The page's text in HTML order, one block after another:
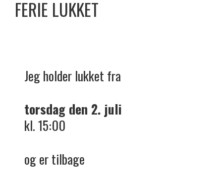
FERIE LUKKET
Jeg holder lukket fra
torsdag den 2. juli
kl. 15:00
og er tilbage